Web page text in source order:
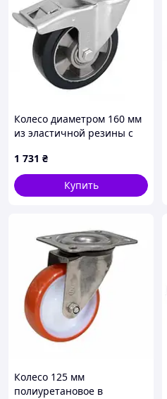
Колесо диаметром 160 мм
из эластичной резины с
средней прочности и
тормозом (400 кг)
1 731 ₴
Купить
Колесо 125 мм
полиуретановое в